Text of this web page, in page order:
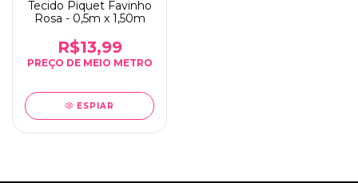
Tecido Piquet Favinho
Rosa - 0,5m x 1,50m
R$13,99
ESPIAR